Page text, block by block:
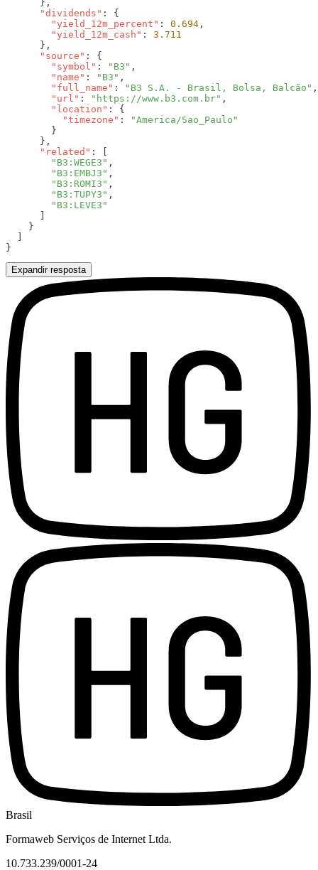
      "dividends"
        "yield_12m_percent"
: 0.694
        "yield_12m_cash"
:
      "source"
        "symbol"
: "B3"
        "name"
: "B3"
        "full_name"
:
"B3 S.A. - Brasil, Bolsa, Balcão"
        "url"
: "https://www.b3.com.br"
        "location"
          "timezone"
:
      "related"
        "B3:WEGE3"
        "B3:EMBJ3"
        "B3:ROMI3"
        "B3:TUPY3"
Expandir resposta
Brasil
Formaweb Serviços de Internet Ltda.
10.733.239/0001-24